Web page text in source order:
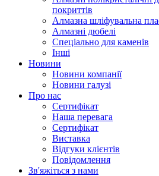
покриттів
Алмазна шліфувальна
Алмазні дюбелі
Спеціально для каменів
Інші
Новини
Новини компанії
Новини галузі
Про нас
Сертифікат
Наша перевага
Сертифікат
Виставка
Відгуки клієнтів
Повідомлення
Зв'яжіться з нами